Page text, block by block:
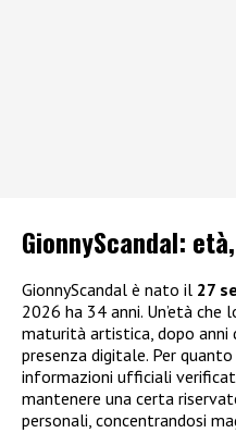
GionnyScandal: e
GionnyScandal è nato il 27
2026 ha 34 anni. Un’età
maturità artistica, dopo
presenza digitale. Per
informazioni ufficiali
mantenere una certa
personali, concentrandosi